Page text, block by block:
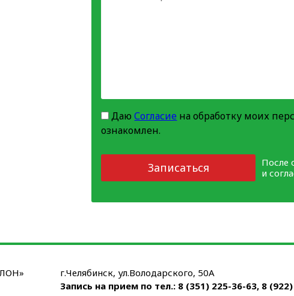
ДаюСогласие на обработку моих
ознакомлен.
Записаться
После
и
г.Челябинск, ул.Володарского, 50А
Запись на прием по тел.: 8 (351) 225-36-63, 8